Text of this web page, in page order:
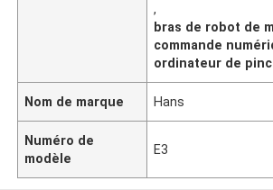
,
bras de robot de
commande
ordinateur de
Nom de marque Hans
Numéro de
modèle
E3